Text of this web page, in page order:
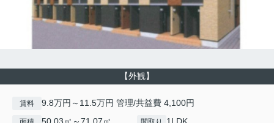
【外観】
賃料 9.8万円～11.5万円 管理/共益費 4,100円